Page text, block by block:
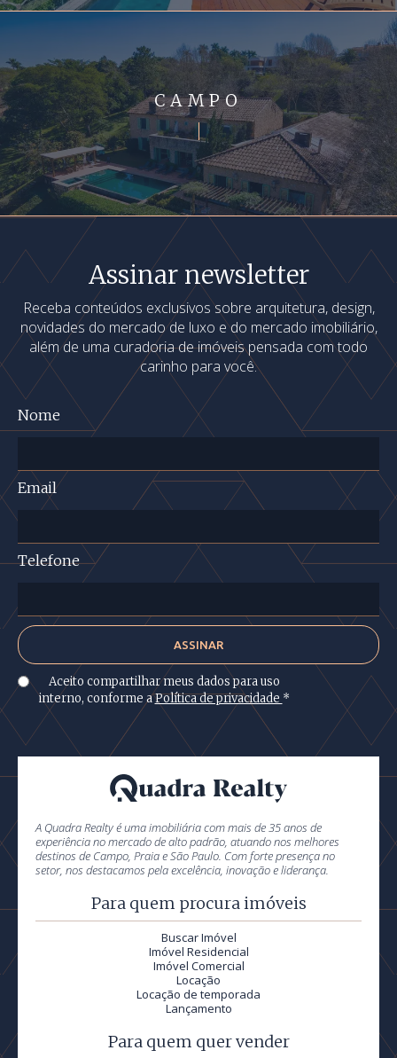
CAMPO
Assinar newsletter
Receba conteúdos exclusivos sobre arquitetura, design,
novidades do mercado de luxo e do mercado imobiliário,
além de uma curadoria de imóveis pensada com todo
carinho para você.
Nome
Email
Telefone
Aceito compartilhar meus dados para uso
interno, conforme aPolítica de privacidade *
A Quadra Realty é uma imobiliária com mais de 35 anos de
experiência no mercado de alto padrão, atuando nos melhores
destinos de Campo, Praia e São Paulo. Com forte presença no
setor, nos destacamos pela excelência, inovação e liderança.
Para quem procura imóveis
Buscar Imóvel
Imóvel Residencial
Imóvel Comercial
Locação
Locação de temporada
Lançamento
Para quem quer vender